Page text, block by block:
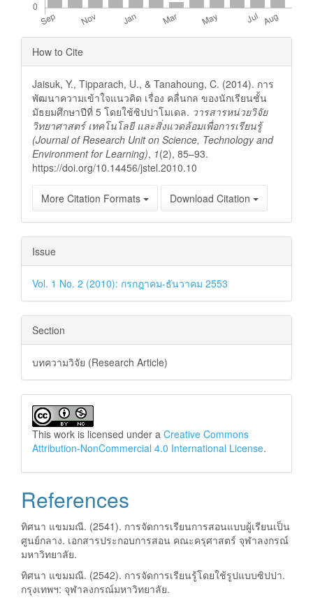
Article
Details
How to Cite
Jaisuk, Y., Tipparach, U., & Tanahoung, C. (2014). การ
พัฒนาความเข้าใจแนวคิด เรื่อง คลื่นกล ของนักเรียนชั้น
มัธยมศึกษาปีที่ 5 โดยใช้ซิปปาโมเดล. วารสารหน่วยวิจัย
วิทยาศาสตร์ เทคโนโลยี และสิ่งแวดล้อมเพื่อการเรียนรู้
(Journal of Research Unit on Science, Technology and
Environment for Learning), 1(2), 85–93.
https://doi.org/10.14456/jstel.2010.10
More Citation Formats Download Citation
Issue
Vol. 1 No. 2 (2010): กรกฎาคม-ธันวาคม 2553
Section
บทความวิจัย (Research Article)
This work is licensed under a Creative Commons
Attribution-NonCommercial 4.0 International License.
References
ทิศนา แขมมณี. (2541). การจัดการเรียนการสอนแบบผู้เรียนเป็น
ศูนย์กลาง. เอกสารประกอบการสอน คณะครุศาสตร์ จุฬาลงกรณ์
มหาวิทยาลัย.
ทิศนา แขมมณี. (2542). การจัดการเรียนรู้โดยใช้รูปแบบซิปปา.
กรุงเทพฯ: จุฬาลงกรณ์มหาวิทยาลัย.